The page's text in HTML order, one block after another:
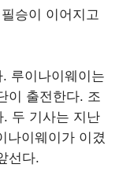
승이 이어지고
루이나이웨이는
이 출전한다. 조
두 기사는 지난
나이웨이가 이겼
선다.